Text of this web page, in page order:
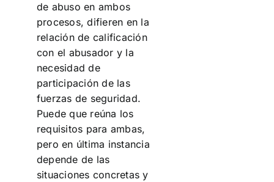
de abuso en ambos
procesos, difieren en la
relación de calificación
con el abusador y la
necesidad de
participación de las
fuerzas de seguridad.
Puede que reúna los
requisitos para ambas,
pero en última instancia
depende de las
situaciones concretas y